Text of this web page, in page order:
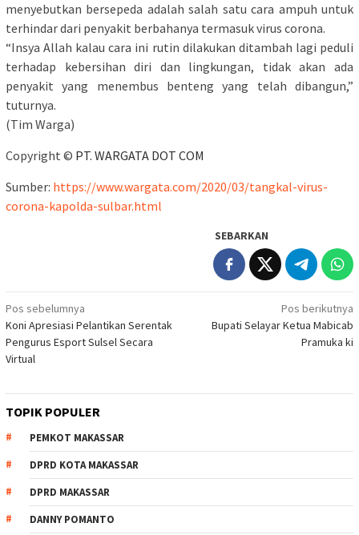
menyebutkan bersepeda adalah salah satu cara ampuh untuk
terhindar dari penyakit berbahanya termasuk virus corona.
“Insya Allah kalau cara ini rutin dilakukan ditambah lagi peduli
terhadap kebersihan diri dan lingkungan, tidak akan ada
penyakit yang menembus benteng yang telah dibangun,”
tuturnya.
(Tim Warga)
Copyright © PT. WARGATA DOT COM
Sumber: https://www.wargata.com/2020/03/tangkal-virus-
corona-kapolda-sulbar.html
SEBARKAN
Navigasi
pos
Pos sebelumnya
Koni Apresiasi Pelantikan Serentak
Pengurus Esport Sulsel Secara
Virtual
Pos berikutnya
Bupati Selayar Ketua Mabicab
Pramuka ki
TOPIK POPULER
PEMKOT MAKASSAR
DPRD KOTA MAKASSAR
DPRD MAKASSAR
DANNY POMANTO